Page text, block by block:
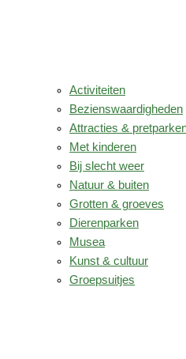
Activiteiten
Bezienswaardigheden
Attracties &
Met kinderen
Bij slecht weer
Natuur & buiten
Grotten & groeves
Dierenparken
Musea
Kunst & cultuur
Groepsuitjes